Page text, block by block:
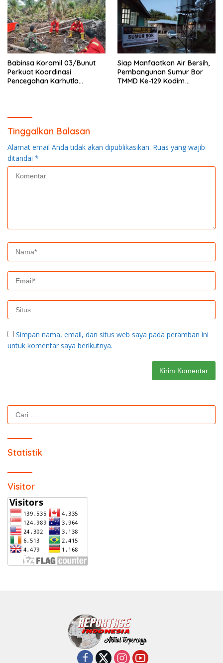
Babinsa Koramil 03/Bunut
Perkuat Koordinasi
Pencegahan Karhutla
Siap Manfaatkan Air Bersih,
Pembangunan Sumur Bor
TMMD Ke-129 Kodim
Tinggalkan Balasan
Alamat email Anda tidak akan dipublikasikan. Ruas yang wajib
ditandai *
Simpan nama, email, dan situs web saya pada peramban ini
untuk komentar saya berikutnya.
Cari
untuk:
Statistik
Visitor